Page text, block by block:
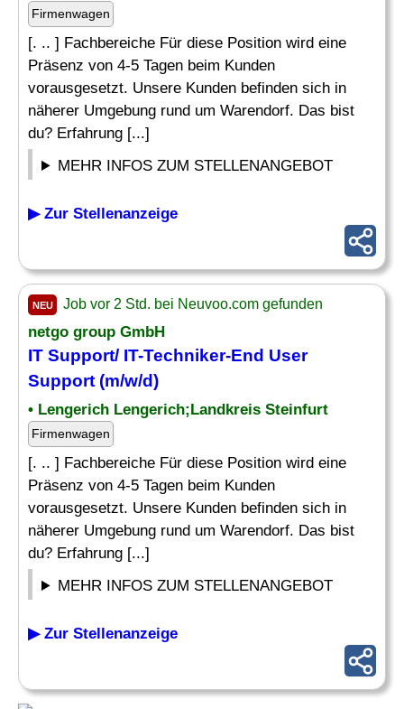
Firmenwagen
[. .. ] Fachbereiche Für diese Position wird eine
Präsenz von 4-5 Tagen beim Kunden
vorausgesetzt. Unsere Kunden befinden sich in
näherer Umgebung rund um Warendorf. Das bist
du? Erfahrung [...]
MEHR INFOS ZUM STELLENANGEBOT
▶ Zur Stellenanzeige
NEU Job vor 2 Std. bei Neuvoo.com gefunden
netgo group GmbH
IT Support/ IT-Techniker-End User
Support (m/w/d)
• Lengerich Lengerich;Landkreis Steinfurt
Firmenwagen
[. .. ] Fachbereiche Für diese Position wird eine
Präsenz von 4-5 Tagen beim Kunden
vorausgesetzt. Unsere Kunden befinden sich in
näherer Umgebung rund um Warendorf. Das bist
du? Erfahrung [...]
MEHR INFOS ZUM STELLENANGEBOT
▶ Zur Stellenanzeige